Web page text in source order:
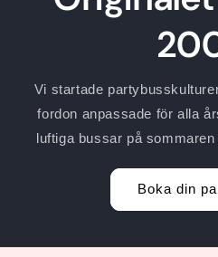
Vi startade
fordon anpassade för alla
luftiga bussar på
Boka din